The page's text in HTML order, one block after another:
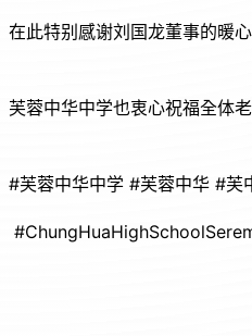
在此特别感谢刘国龙董事的暖
芙蓉中华中学也衷心祝福全体
#芙蓉中华中学 #芙蓉中华 #芙